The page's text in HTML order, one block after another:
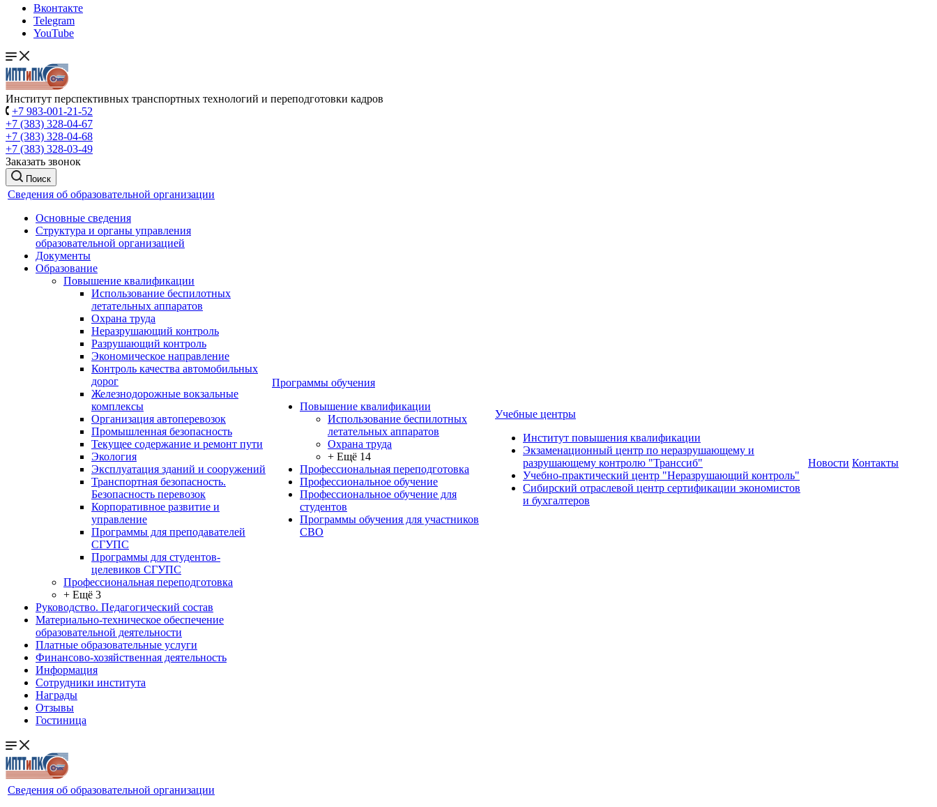
Вконтакте
Telegram
YouTube
Институт перспективных транспортных технологий и переподготовки кадров
+7 983-001-21-52
+7 (383) 328-04-67
+7 (383) 328-04-68
+7 (383) 328-03-49
Заказать звонок
Поиск
Сведения об образовательной организации
Основные сведения
Структура и органы управления
образовательной организацией
Документы
Образование
Повышение квалификации
Использование беспилотных
летательных аппаратов
Охрана труда
Неразрушающий контроль
Разрушающий контроль
Экономическое направление
Контроль качества автомобильных
дорог
Железнодорожные вокзальные
комплексы
Организация автоперевозок
Промышленная безопасность
Текущее содержание и ремонт пути
Экология
Эксплуатация зданий и сооружений
Транспортная безопасность.
Безопасность перевозок
Корпоративное развитие и
управление
Программы для преподавателей
СГУПС
Программы для студентов-
целевиков СГУПС
Профессиональная переподготовка
+ Ещё 3
Руководство. Педагогический состав
Материально-техническое обеспечение
образовательной деятельности
Платные образовательные услуги
Финансово-хозяйственная деятельность
Информация
Сотрудники института
Награды
Отзывы
Гостиница
Программы обучения
Повышение квалификации
Использование беспилотных
летательных аппаратов
Охрана труда
+ Ещё 14
Профессиональная переподготовка
Профессиональное обучение
Профессиональное обучение для
студентов
Программы обучения для участников
СВО
Учебные центры
Институт повышения квалификации
Экзаменационный центр по неразрушающему и
разрушающему контролю "Транссиб"
Учебно-практический центр "Неразрушающий контроль"
Сибирский отраслевой центр сертификации экономистов
и бухгалтеров
Новости Контакты
Сведения об образовательной организации